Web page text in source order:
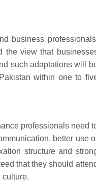
business
the view that
such adaptations will
within one to
professionals need
better use
structure and
that they should
culture.